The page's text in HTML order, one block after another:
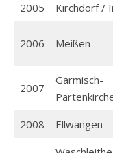
2005 Kirchdorf /
2006 Meißen
2007
Garmisch-
2008 Ellwangen